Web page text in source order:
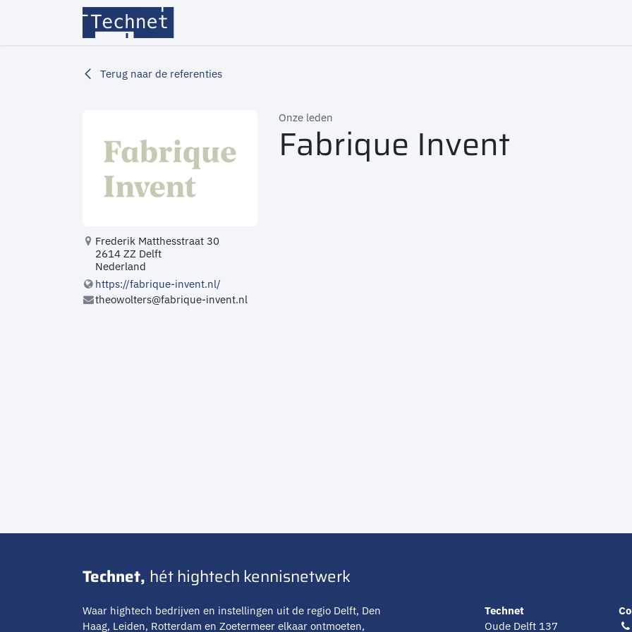
Overslaan naar inhoud
Terug naar de referenties
Frederik Matthesstraat 30
2614 ZZ Delft
Nederland
https://fabrique-invent.nl/
theowolters@fabrique-invent.nl
Onze leden
Fabrique Invent
Technet, hét hightech kennisnetwerk
Waar hightech bedrijven en instellingen uit de regio Delft, Den
Haag, Leiden, Rotterdam en Zoetermeer elkaar ontmoeten,
Technet
Oude Delft 137